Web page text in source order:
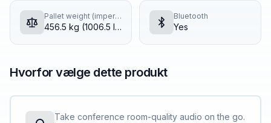
Pallet weight (imperial)
456.5 kg (1006.5 lbs)
Bluetooth
Yes
Hvorfor vælge dette produkt
Take conference room-quality audio on the go.